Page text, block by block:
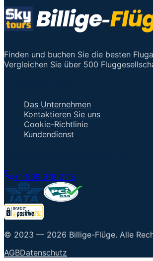
Finden und buchen Sie die besten
Vergleichen Sie über 500
Das Unternehmen
Kontaktieren Sie uns
Cookie-Richtlinie
Kundendienst
+1 805 618 2115
© 2023 — 2026 Billige-Flüge. Alle
AGBDatenschutz